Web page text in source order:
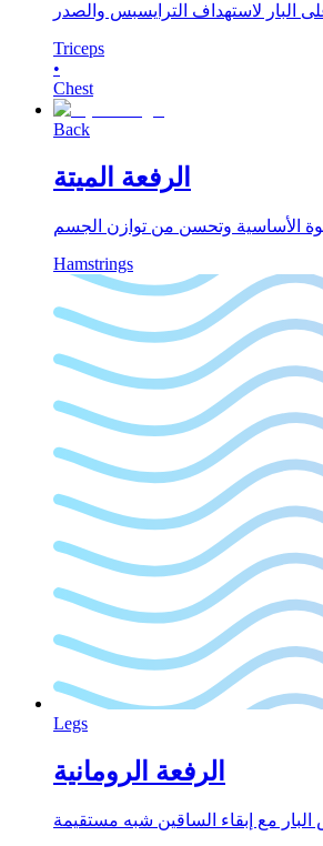
Triceps
•
Chest
Back
الرفعة الميتة
Hamstrings
Legs
الرفعة الرومانية